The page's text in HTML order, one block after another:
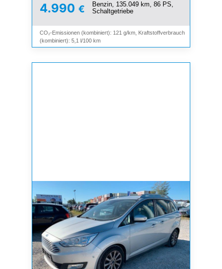
4.990 €
Benzin, 135.049 km, 86 PS,
Schaltgetriebe
CO₂-Emissionen (kombiniert): 121 g/km, Kraftstoffverbrauch
(kombiniert): 5,1 l/100 km